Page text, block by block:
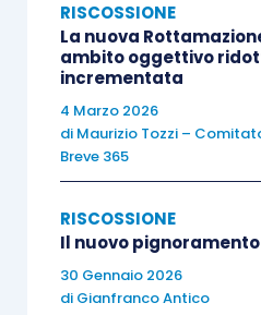
luglio 2018;
· 2° rata 30
settembre 2018;
· 3° rata 31
ottobre 2018;
· 4° rata 30
RISCOSSIONE
La nuova
ambito oggettivo
incrementata
4 Marzo 2026
di Maurizio Tozzi –
Breve 365
RISCOSSIONE
Il nuovo
30 Gennaio 2026
di Gianfranco Antico